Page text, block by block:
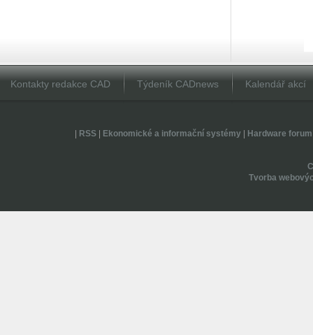
Kontakty redakce CAD Týdeník CADnews Kalendář akcí
RSS| Ekonomické a informační systémy| Hardware forum
Tvorba